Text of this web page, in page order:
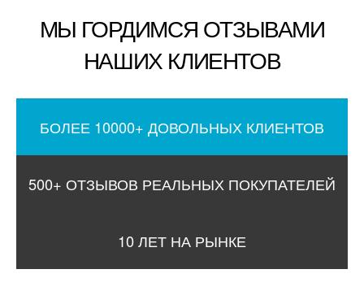
МЫ ГОРДИМСЯ ОТЗЫВАМИ
НАШИХ КЛИЕНТОВ
БОЛЕЕ 10000+ ДОВОЛЬНЫХ КЛИЕНТОВ
500+ ОТЗЫВОВ РЕАЛЬНЫХ ПОКУПАТЕЛЕЙ
10 ЛЕТ НА РЫНКЕ